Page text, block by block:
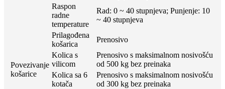
Raspon
radne
temperature
Rad: 0 ~ 40 stupnjeva; Punjenje: 10
~ 40 stupnjeva
Povezivanje
košarice
Prilagođena
košarica
Prenosivo
Kolica s
vilicom
Prenosivo s maksimalnom nosivošću
od 500 kg bez preinaka
Kolica sa 6
kotača
Prenosivo s maksimalnom nosivošću
od 300 kg bez preinaka